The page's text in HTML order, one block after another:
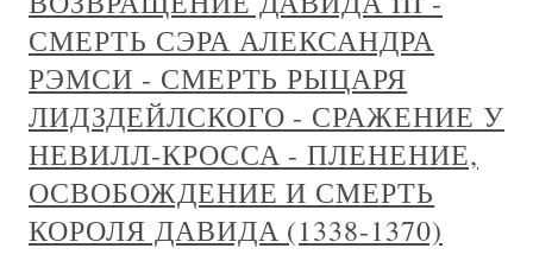
СМЕРТЬ СЭРА АЛЕКСАНДРА
РЭМСИ - СМЕРТЬ РЫЦАРЯ
ЛИДЗДЕЙЛСКОГО - СРАЖЕНИЕ У
НЕВИЛЛ-КРОССА - ПЛЕНЕНИЕ,
ОСВОБОЖДЕНИЕ И СМЕРТЬ
КОРОЛЯ ДАВИДА (1338-1370)